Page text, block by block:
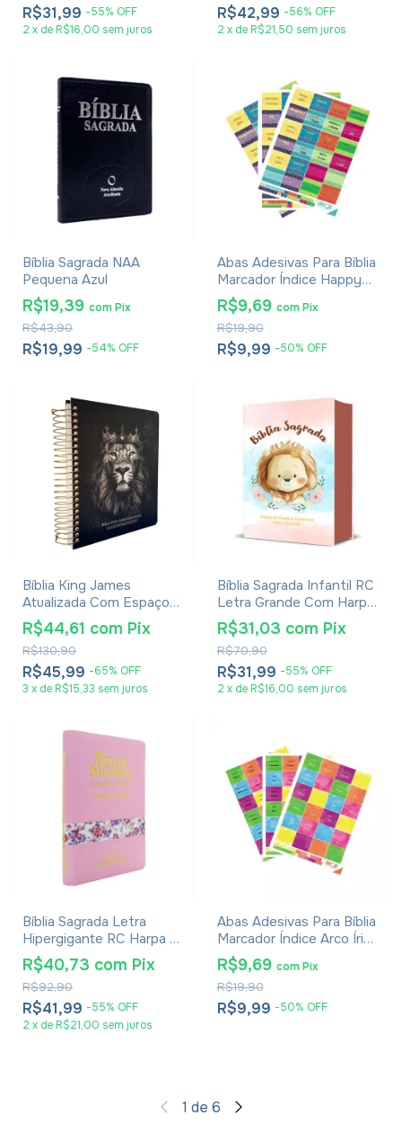
R$31,99 -55% OFF
2 x de R$16,00 sem juros
R$42,99 -56% OFF
2 x de R$21,50 sem juros
Bíblia Sagrada NAA
Pequena Azul
R$19,99 -54% OFF
R$43,90
R$19,39 comPix
Abas Adesivas Para Bíblia
Marcador Índice Happy
Pacote Com 3
R$9,99 -50% OFF
R$19,90
R$9,69 com Pix
Bíblia King James
Atualizada Com Espaço
Para Anotações Leão Rei
Dos Reis
R$45,99 -65% OFF
R$130,90
R$44,61 com Pix
3 x de R$15,33 sem juros
Bíblia Sagrada Infantil RC
Letra Grande Com Harpa
Avivada E Corinhos Capa
Dura Pequena Leão
Aquarela
R$31,99 -55% OFF
R$70,90
R$31,03 com Pix
2 x de R$16,00 sem juros
Bíblia Sagrada Letra
Hipergigante RC Harpa E
Corinhos Capa Zíper
Rosa Claro
R$41,99 -55% OFF
R$92,90
R$40,73 com Pix
2 x de R$21,00 sem juros
Abas Adesivas Para Bíblia
Marcador Índice Arco Íris
Pacote Com 3
R$9,99 -50% OFF
R$19,90
R$9,69 com Pix
1 de 6